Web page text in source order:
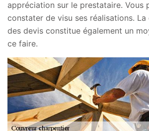
appréciation sur le prestataire. Vous
constater de visu ses réalisations.
des devis constitue également un
ce faire.